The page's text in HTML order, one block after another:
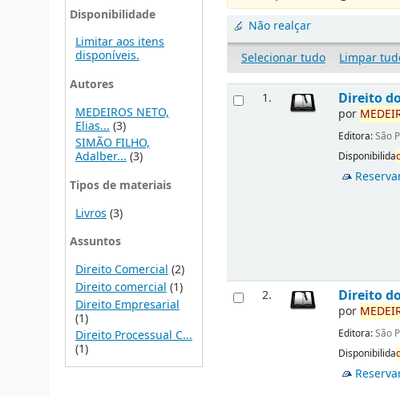
Disponibilidade
Limitar aos itens
disponíveis.
Autores
MEDEIROS NETO,
Elias... (3)
SIMÃO FILHO,
Adalber...(3)
Tipos de materiais
Livros (3)
Assuntos
Direito Comercial (2)
Direito comercial (1)
Direito Empresarial
(1)
Direito Processual C...
(1)
Não realçar
Selecionar tudo
Limpar
1. Direito
por MEDE
Editora:São
Disponibilida
2. Direito
por MEDE
Editora:São
Disponibilida